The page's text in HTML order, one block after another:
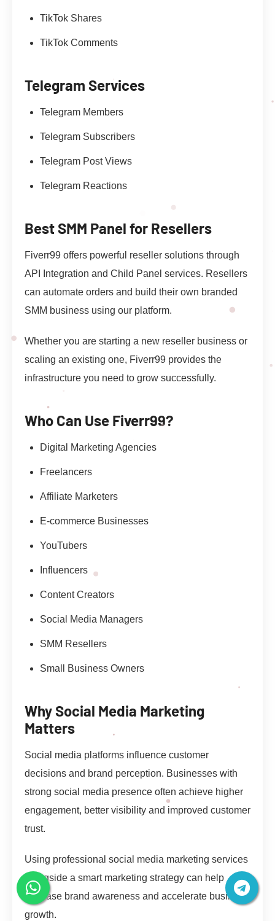
TikTok Shares
TikTok Comments
Telegram Services
Telegram Members
Telegram Subscribers
Telegram Post Views
Telegram Reactions
Best SMM Panel for Resellers
Fiverr99 offers powerful reseller solutions through
API Integration and Child Panel services. Resellers
can automate orders and build their own branded
SMM business using our platform.
Whether you are starting a new reseller business or
scaling an existing one, Fiverr99 provides the
infrastructure you need to grow successfully.
Who Can Use Fiverr99?
Digital Marketing Agencies
Freelancers
Affiliate Marketers
E-commerce Businesses
YouTubers
Influencers
Content Creators
Social Media Managers
SMM Resellers
Small Business Owners
Why Social Media Marketing
Matters
Social media platforms influence customer
decisions and brand perception. Businesses with
strong social media presence often achieve higher
engagement, better visibility and improved customer
trust.
Using professional social media marketing services
alongside a smart marketing strategy can help
increase brand awareness and accelerate business
growth.